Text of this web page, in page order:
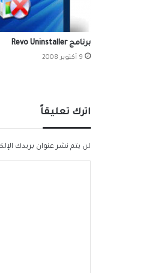
برنامج Revo Uninstaller
9 أكتوبر 2008
اترك تعليقاً
لن يتم نشر عنوان بريدك